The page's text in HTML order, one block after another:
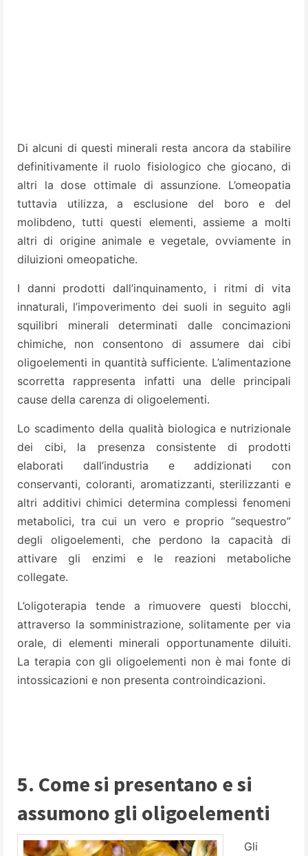
Di alcuni di questi minerali resta ancora da stabilire
definitivamente il ruolo fisiologico che giocano, di
altri la dose ottimale di assunzione. L’omeopatia
tuttavia utilizza, a esclusione del boro e del
molibdeno, tutti questi elementi, assieme a molti
altri di origine animale e vegetale, ovviamente in
diluizioni omeopatiche.
I danni prodotti dall’inquinamento, i ritmi di vita
innaturali, l’impoverimento dei suoli in seguito agli
squilibri minerali determinati dalle concimazioni
chimiche, non consentono di assumere dai cibi
oligoelementi in quantità sufficiente. L’alimentazione
scorretta rappresenta infatti una delle principali
cause della carenza di oligoelementi.
Lo scadimento della qualità biologica e nutrizionale
dei cibi, la presenza consistente di prodotti
elaborati dall’industria e addizionati con
conservanti, coloranti, aromatizzanti, sterilizzanti e
altri additivi chimici determina complessi fenomeni
metabolici, tra cui un vero e proprio “sequestro”
degli oligoelementi, che perdono la capacità di
attivare gli enzimi e le reazioni metaboliche
collegate.
L’oligoterapia tende a rimuovere questi blocchi,
attraverso la somministrazione, solitamente per via
orale, di elementi minerali opportunamente diluiti.
La terapia con gli oligoelementi non è mai fonte di
intossicazioni e non presenta controindicazioni.
5. Come si presentano e si
assumono gli oligoelementi
Gli